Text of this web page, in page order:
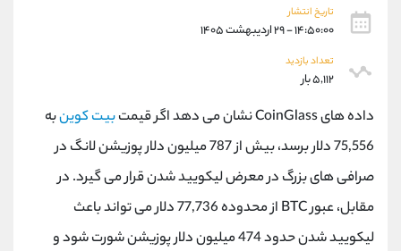
تاریخ انتشار
۱۴:۵۰:۰۰ - ۲۹ اردیبهشت ۱۴۰۵
تعداد بازدید
۵,۱۱۲ بار
داده های CoinGlass نشان می دهد اگر قیمت بیت کوینبه
75,556 دلار برسد، بیش از 787 میلیون دلار پوزیشن لانگ در
صرافی های بزرگ در معرض لیکویید شدن قرار می گیرد. در
مقابل، عبور BTC از محدوده 77,736 دلار می تواند باعث
لیکویید شدن حدود 474 میلیون دلار پوزیشن شورت شود و
تلگرام
داخلی
اطلاعات تماس
تلفن 021-22021030
بدون پیش شماره 90001030
اینستاگرام @alireza.mehrabii
کانال تلگرام @alirezamehrabi_com